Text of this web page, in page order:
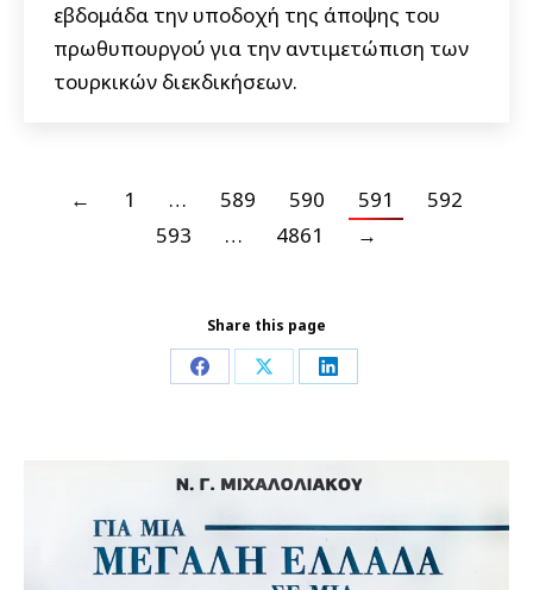
εβδομάδα την υποδοχή της άποψης του
πρωθυπουργού για την αντιμετώπιση των
τουρκικών διεκδικήσεων.
← 1 … 589 590 591
592
593
… 4861 →
Share this page
Share Share Share